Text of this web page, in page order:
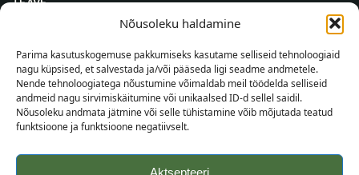
Nõusoleku haldamine
Parima kasutuskogemuse pakkumiseks kasutame selliseid tehnoloogiaid
nagu küpsised, et salvestada ja/või pääseda ligi seadme andmetele.
Nende tehnoloogiatega nõustumine võimaldab meil töödelda selliseid
andmeid nagu sirvimiskäitumine või unikaalsed ID-d sellel saidil.
Nõusoleku andmata jätmine või selle tühistamine võib mõjutada teatud
funktsioone ja funktsioone negatiivselt.
Aktsepteeri
TEAVE
Kontaktid
Abi
TEAVE OSTJALE
Tarnetingimused
Tingimused